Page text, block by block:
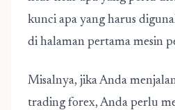
kunci apa yang harus
di halaman pertama mesin
Misalnya, jika Anda
trading forex, Anda perlu